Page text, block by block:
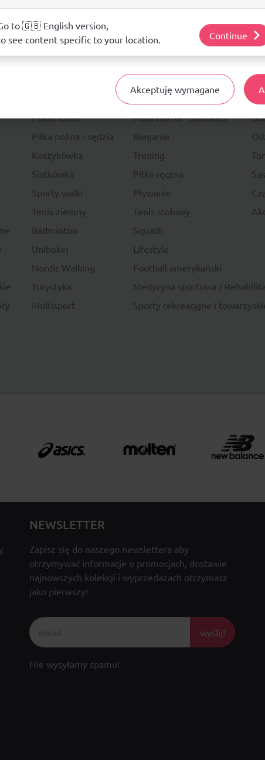
14 DNINA
Piłka nożna
Piłka nożna - bramkarz
Piłka nożna - sędzia
Bieganie
Koszykówka
Trening
Siatkówka
Piłka ręczna
Sporty walki
Pływanie
Tenis ziemny
Tenis stołowy
Badminton
Squash
Unihokej
Lifestyle
Nordic Walking
Football amerykański
Turystyka
Medycyna sportowa /
Multisport
Sporty rekreacyjne i
NEWSLETTER
Zapisz się do naszego newslettera aby
otrzymywać informacje o promocjach, dostawie
najnowszych kolekcji i wyprzedażach otrzymasz
jako pierwszy!
wyślij!
Nie wysyłamy spamu!
o plikach cookie i tym, jak wykorzystujemy Twoje dane, odwiedź naszą
Akceptuję wymagane
to 🇬🇧 English version,
see content specific to your location.
Continue